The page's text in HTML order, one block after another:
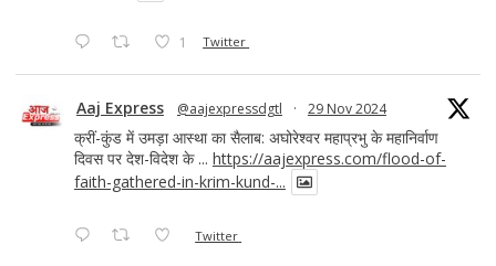
1 Twitter
Aaj Express @aajexpressdgtl · 29 Nov 2024
क्रीं-कुंड में उमड़ा आस्था का सैलाब: अघोरेश्वर महाप्रभु के महानिर्वाण
दिवस पर देश-विदेश के ... https://aajexpress.com/flood-of-
faith-gathered-in-krim-kund-...
Twitter